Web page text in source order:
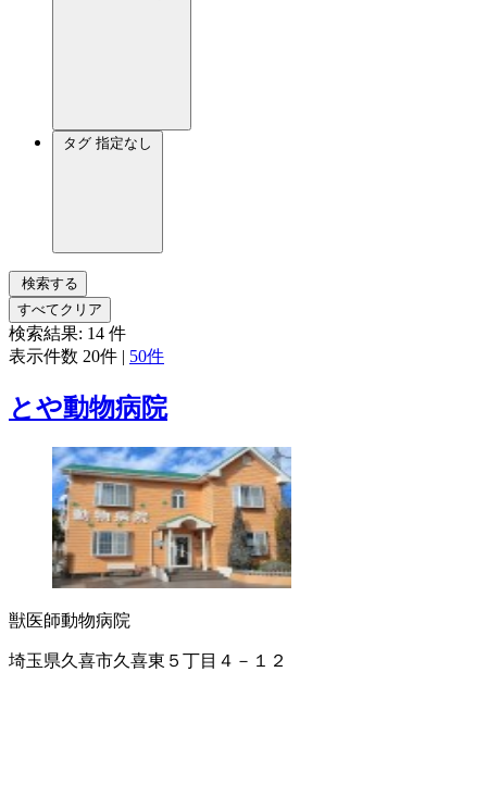
タグ 指定なし
検索する
すべてクリア
検索結果: 14 件
表示件数 20件 | 50件
とや動物病院
獣医師動物病院
埼玉県久喜市久喜東５丁目４－１２